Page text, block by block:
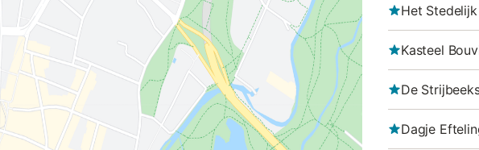
Het
Kasteel
De
Dagje